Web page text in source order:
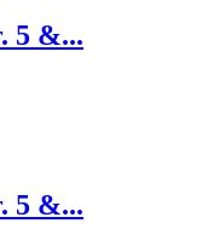
5 &...
5 &...